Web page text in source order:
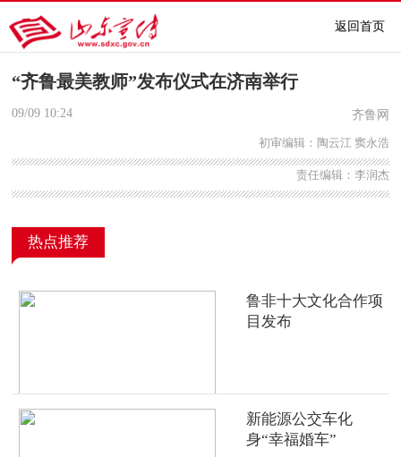
返回首页
“齐鲁最美教师”发布仪式在济南举行
09/09 10:24 齐鲁网
初审编辑：陶云江 窦永浩
责任编辑：李润杰
热点推荐
鲁非十大文化合作项
目发布
新能源公交车化
身“幸福婚车”